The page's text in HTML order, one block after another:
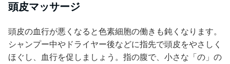
頭皮マッサージ
頭皮の血行が悪くなると色素細胞の働きも鈍くなります。
シャンプー中やドライヤー後などに指先で頭皮をやさしく
ほぐし、血行を促しましょう。指の腹で、小さな「の」の